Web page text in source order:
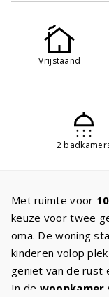
Vrijstaand
2
Met ruimte voor
keuze voor twee
oma. De woning
kinderen volop
geniet van de rust
In de woonkamer